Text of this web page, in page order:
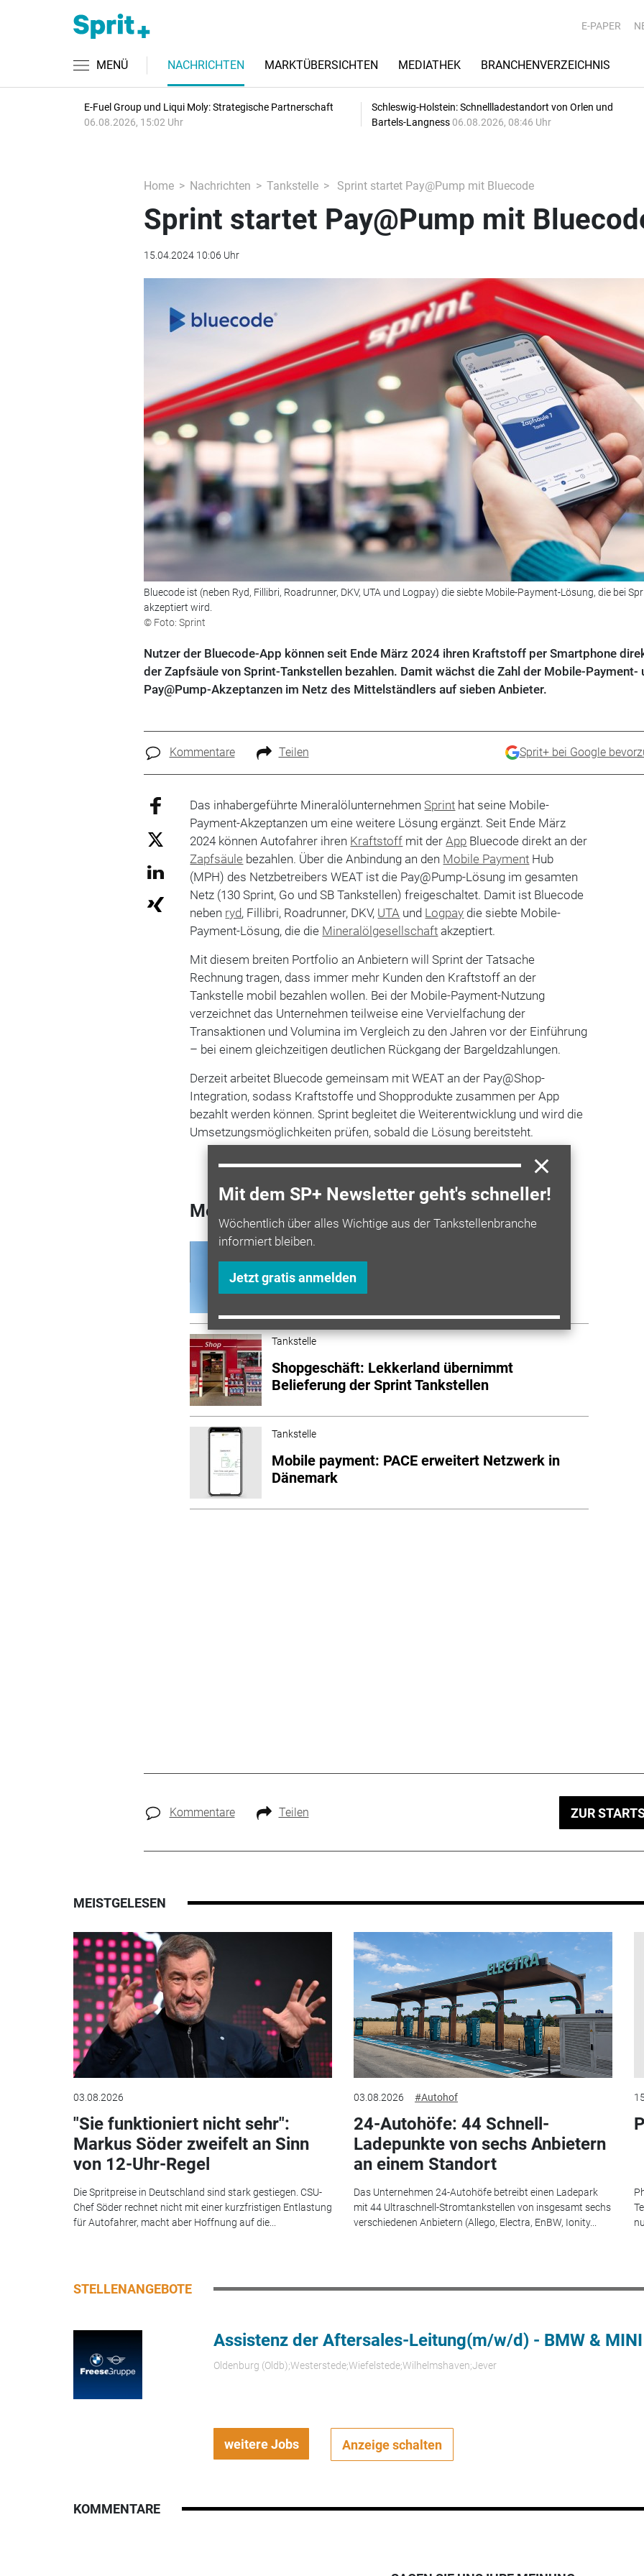
E-PAPER
MENÜ NACHRICHTEN MARKTÜBERSICHTEN MEDIATHEK BRANCHENVERZEICHNIS
E-Fuel Group und Liqui Moly: Strategische Partnerschaft
06.08.2026, 15:02 Uhr
Schleswig-Holstein: Schnellladestandort von Orlen und
Bartels-Langness 06.08.2026, 08:46 Uhr
Home Nachrichten Tankstelle Sprint startet Pay@Pump mit Bluecode
Sprint startet Pay@Pump mit
15.04.2024 10:06 Uhr
Bluecode ist (neben Ryd, Fillibri, Roadrunner, DKV, UTA und Logpay) die siebte Mobile-Payment-Lösung, die bei
akzeptiert wird.
© Foto: Sprint
Nutzer der Bluecode-App können seit Ende März 2024 ihren Kraftstoff per Smartphone
der Zapfsäule von Sprint-Tankstellen bezahlen. Damit wächst die Zahl der Mobile-Payment-
Pay@Pump-Akzeptanzen im Netz des Mittelständlers auf sieben Anbieter.
Kommentare Teilen Sprit+ bei Google
Mit dem SP+ Newsletter geht's schneller!
Wöchentlich über alles Wichtige aus der Tankstellenbranche
informiert bleiben.
Jetzt gratis anmelden
Das inhabergeführte Mineralölunternehmen Sprint hat seine Mobile-
Payment-Akzeptanzen um eine weitere Lösung ergänzt. Seit Ende März
2024 können Autofahrer ihren Kraftstoff mit derApp Bluecode direkt an der
Zapfsäule bezahlen. Über die Anbindung an den Mobile Payment Hub
(MPH) des Netzbetreibers WEAT ist die Pay@Pump-Lösung im gesamten
Netz (130 Sprint, Go und SB Tankstellen) freigeschaltet. Damit ist Bluecode
neben ryd, Fillibri, Roadrunner, DKV, UTA und Logpay die siebte Mobile-
Payment-Lösung, die die Mineralölgesellschaft akzeptiert.
Mit diesem breiten Portfolio an Anbietern will Sprint der Tatsache
Rechnung tragen, dass immer mehr Kunden den Kraftstoff an der
Tankstelle mobil bezahlen wollen. Bei der Mobile-Payment-Nutzung
verzeichnet das Unternehmen teilweise eine Vervielfachung der
Transaktionen und Volumina im Vergleich zu den Jahren vor der Einführung
– bei einem gleichzeitigen deutlichen Rückgang der Bargeldzahlungen.
Derzeit arbeitet Bluecode gemeinsam mit WEAT an der Pay@Shop-
Integration, sodass Kraftstoffe und Shopprodukte zusammen per App
bezahlt werden können. Sprint begleitet die Weiterentwicklung und wird die
Umsetzungsmöglichkeiten prüfen, sobald die Lösung bereitsteht.
Mehr zum Thema entdecken
Tankstelle
Top bei Preis/Leistung: Sprint erneut auf dem
Siegertreppchen
Tankstelle
Shopgeschäft: Lekkerland übernimmt
Belieferung der Sprint Tankstellen
Tankstelle
Mobile payment: PACE erweitert Netzwerk in
Dänemark
Kommentare Teilen ZUR
MEISTGELESEN
03.08.2026
"Sie funktioniert nicht sehr":
Markus Söder zweifelt an Sinn
von 12-Uhr-Regel
Die Spritpreise in Deutschland sind stark gestiegen. CSU-
Chef Söder rechnet nicht mit einer kurzfristigen Entlastung
für Autofahrer, macht aber Hoffnung auf die...
03.08.2026 #Autohof
24-Autohöfe: 44 Schnell-
Ladepunkte von sechs Anbietern
an einem Standort
Das Unternehmen 24-Autohöfe betreibt einen Ladepark
mit 44 Ultraschnell-Stromtankstellen von insgesamt sechs
verschiedenen Anbietern (Allego, Electra, EnBW, Ionity...
STELLENANGEBOTE
Assistenz der Aftersales-Leitung(m/w/d) - BMW & MINI
Oldenburg (Oldb);Westerstede;Wiefelstede;Wilhelmshaven;Jever
weitere Jobs Anzeige schalten
KOMMENTARE